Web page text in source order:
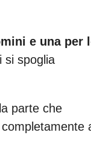
e una per
si spoglia
parte che